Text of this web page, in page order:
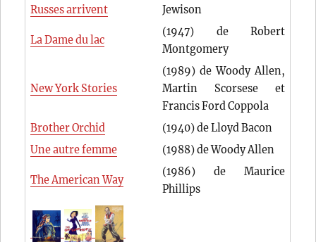
Russes arrivent
Jewison
La Dame du lac
(1947) de Robert
Montgomery
New York Stories
(1989) de Woody Allen,
Martin Scorsese et
Francis Ford Coppola
Brother Orchid
(1940) de Lloyd Bacon
Une autre femme
(1988) de Woody Allen
The American Way
(1986) de Maurice
Phillips